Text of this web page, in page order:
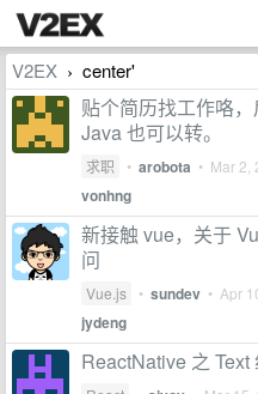
V2EX › center'
贴个简历找工作咯，
Java 也可以转。
求职 • arobota • Mar 2,
vonhng
新接触 vue，关于
问
Vue.js • sundev • Apr
jydeng
ReactNative 之